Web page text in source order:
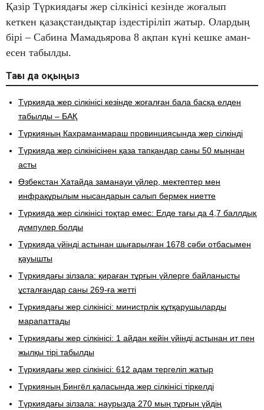
Қазір Түркиядағы жер сілкінісі кезінде жоғалып
кеткен қазақстандықтар іздестіріліп жатыр. Олардың
бірі – Сабина Мамадьярова 8 ақпан күні кешке аман-
есен табылды.
Тағы да оқыңыз
Түркияда жер сілкінісі кезінде жоғалған бала басқа елден
табылды – БАҚ
Түркияның Кахраманмараш провинциясында жер сілкінді
Түркияда жер сілкінісінен қаза тапқандар саны 50 мыңнан
асты
Өзбекстан Хатайда заманауи үйлер, мектептер мен
инфрақұрылым нысандарын салып бермек ниетте
Түркияда жер сілкінісі тоқтар емес: Елде тағы да 4,7 баллдық
дүмпулер болды
Түркияда үйінді астынан шығарылған 1678 сәби отбасымен
қауышты
Түркиядағы зілзала: қираған тұрғын үйлерге байланысты
ұсталғандар саны 269-ға жетті
Түркиядағы жер сілкінісі: министрлік құтқарушыларды
марапаттады
Түркиядағы жер сілкінісі: 1 айдан кейін үйінді астынан ит пен
жылқы тірі табылды
Түркиядағы жер сілкінісі: 612 адам тергеліп жатыр
Түркияның Бингёл қаласында жер сілкінісі тіркелді
Түркиядағы зілзала: наурызда 270 мың тұрғын үйдің